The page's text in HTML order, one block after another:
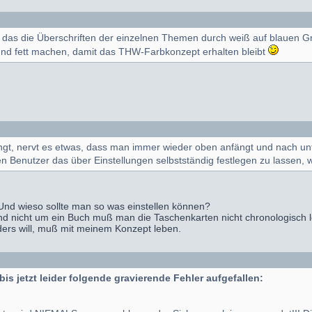
die Überschriften der einzelnen Themen durch weiß auf blauen
fett machen, damit das THW-Farbkonzept erhalten bleibt
nervt es etwas, dass man immer wieder oben anfängt und nach
Benutzer das über Einstellungen selbstständig festlegen zu lassen,
wieso sollte man so was einstellen können?
nicht um ein Buch muß man die Taschenkarten nicht
will, muß mit meinem Konzept leben.
jetzt leider folgende gravierende Fehler aufgefallen: